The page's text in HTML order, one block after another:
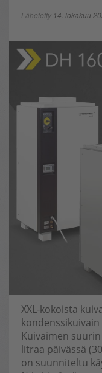
Lähetetty 14. lokakuu
XXL-kokoista
kondenssikuivain
Kuivaimen
litraa päivässä
on suunniteltu